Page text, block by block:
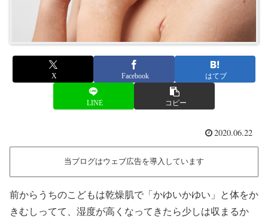
X Facebook はてブ
LINE コピー
2020.06.22
当ブログはウェブ広告を導入しています
前からうちのこどもは乾燥肌で「かゆいかゆい」と体をか
きむしってて、湿度が高くなってきたら少しは収まるか